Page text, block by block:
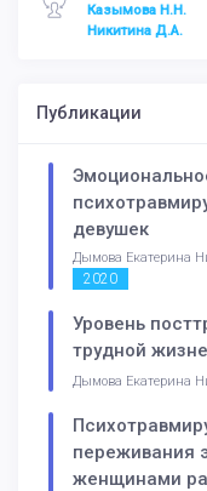
Казымова Н.Н.
Никитина Д.А.
Публикации
девушек
Дымова Екатерина
2020
Уровень
трудной
Дымова Екатерина
переживания
женщинами